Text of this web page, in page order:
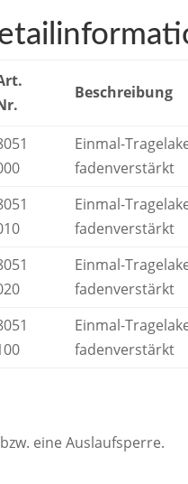
Beschreibung
Einmal-
fadenverstärkt
Einmal-
fadenverstärkt
Einmal-
fadenverstärkt
Einmal-
fadenverstärkt
eine Auslaufsperre.